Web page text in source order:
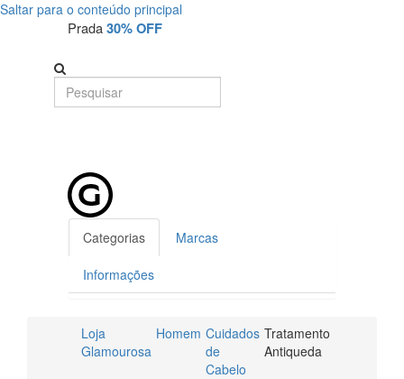
Saltar para o conteúdo principal
Prada30% OFF
Categorias Marcas
Informações
Loja
Glamourosa
Homem Cuidados
de
Cabelo
Tratamento
Antiqueda